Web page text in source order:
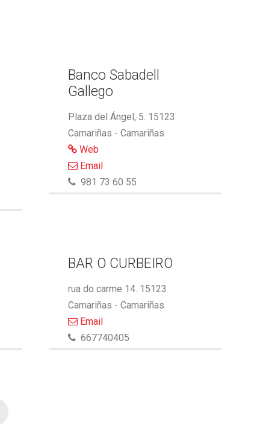
Banco Sabadell
Gallego
Plaza del Ángel, 5. 15123
Camariñas - Camariñas
Web
Email
981 73 60 55
BAR O CURBEIRO
rua do carme 14. 15123
Camariñas - Camariñas
Email
667740405